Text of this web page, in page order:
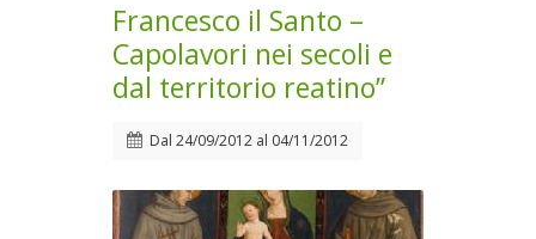
Francesco il Santo –
Capolavori nei secoli e
dal territorio reatino”
Dal 24/09/2012 al 04/11/2012